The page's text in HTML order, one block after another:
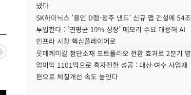
냈다
SK하이닉스 '용인 D램-청주 낸드' 신규 팹 건설에 54조
투입한다 : '연평균 19% 성장' 메모리 수요 대응해 AI
인프라 시장 핵심플레이어로
롯데케미칼 첨단소재 포트폴리오 전환 효과로 2분기 영
업이익 1101억으로 흑자전환 성공 : 대산·여수 사업재
편으로 체질개선 속도 높인다